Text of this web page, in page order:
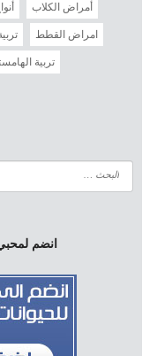
أمراض الكلاب
امراض القطط
تربية
انضم